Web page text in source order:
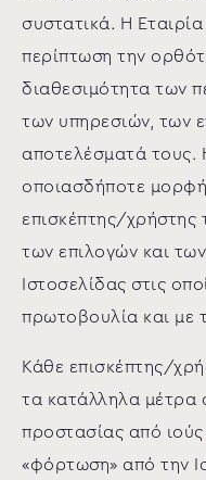
συστατικά. Η
περίπτωση την
διαθεσιμότητα των
των υπηρεσιών, των
αποτελέσματά τους.
οποιασδήποτε
επισκέπτης/χρήστης
των επιλογών και
Ιστοσελίδας στις
πρωτοβουλία και με
Κάθε επισκέπτης/
τα κατάλληλα μέτρα
προστασίας από
«φόρτωση» από την